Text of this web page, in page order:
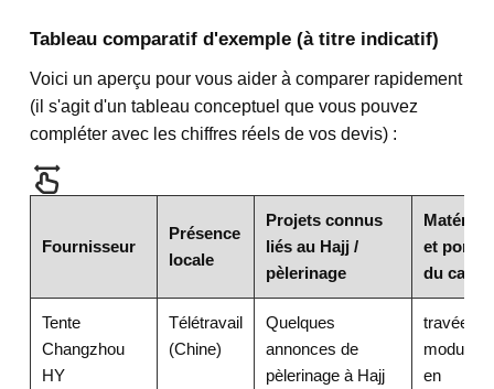
Tableau comparatif d'exemple (à titre indicatif)
Voici un aperçu pour vous aider à comparer rapidement
(il s'agit d'un tableau conceptuel que vous pouvez
compléter avec les chiffres réels de vos devis) :
Fournisseur
Présence
locale
Projets connus
liés au Hajj /
pèlerinage
Matériau
et portée
du cadre
Tente
Changzhou
HY
Télétravail
(Chine)
Quelques
annonces de
pèlerinage à Hajj
travées
en